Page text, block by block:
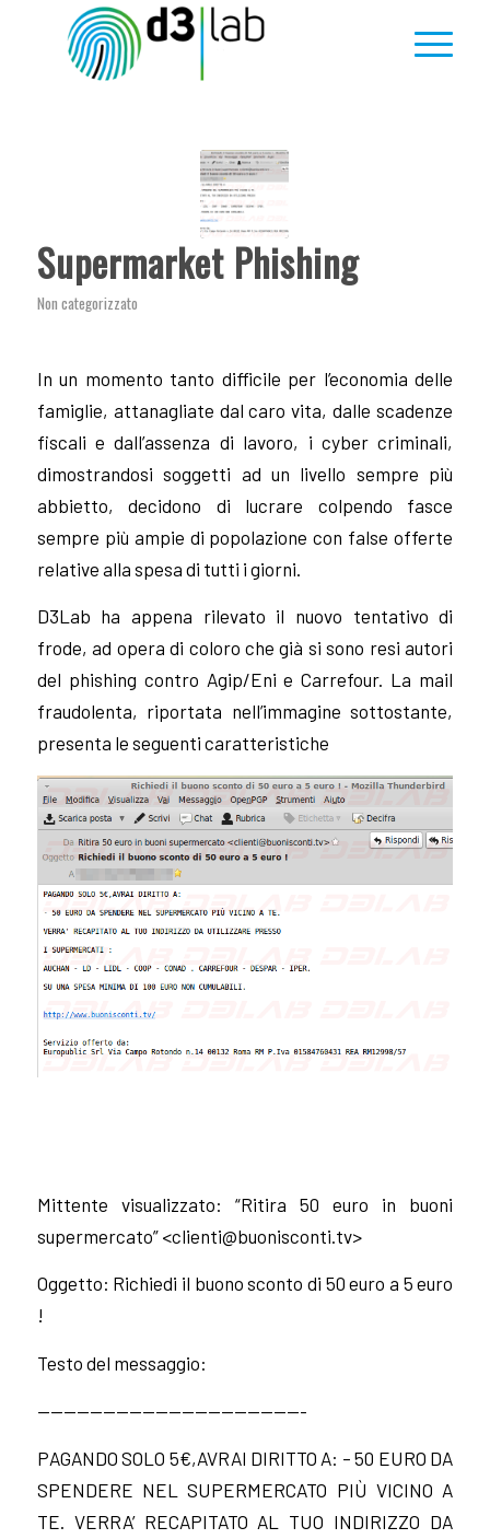
Supermarket Phishing
Non categorizzato
In un momento tanto difficile per l’economia delle
famiglie, attanagliate dal caro vita, dalle scadenze
fiscali e dall’assenza di lavoro, i cyber criminali,
dimostrandosi soggetti ad un livello sempre più
abbietto, decidono di lucrare colpendo fasce
sempre più ampie di popolazione con false offerte
relative alla spesa di tutti i giorni.
D3Lab ha appena rilevato il nuovo tentativo di
frode, ad opera di coloro che già si sono resi autori
del phishing contro Agip/Eni e Carrefour. La mail
fraudolenta, riportata nell’immagine sottostante,
presenta le seguenti caratteristiche
Mittente visualizzato: “Ritira 50 euro in buoni
supermercato” <clienti@buonisconti.tv>
Oggetto: Richiedi il buono sconto di 50 euro a 5 euro
!
Testo del messaggio:
————————————————————-
PAGANDO SOLO 5€,AVRAI DIRITTO A: – 50 EURO DA
SPENDERE NEL SUPERMERCATO PIÙ VICINO A
TE. VERRA’ RECAPITATO AL TUO INDIRIZZO DA